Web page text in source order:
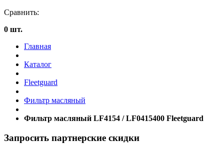
Сравнить:
0 шт.
Главная
Каталог
Fleetguard
Фильтр масляный
Фильтр масляный LF4154 / LF0415400 Fleetguard
Запросить партнерские скидки